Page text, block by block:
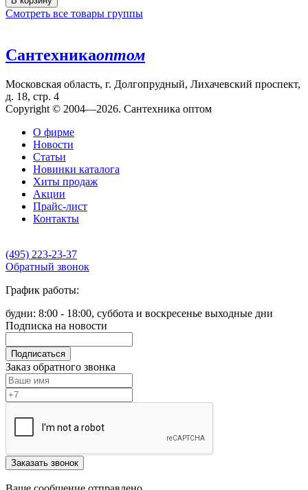
Смотреть все товары группы
Сантехникаоптом
Московская область, г. Долгопрудный, Лихачевский проспект,
д. 18, стр. 4
Copyright © 2004—2026. Сантехника оптом
О фирме
Новости
Статьи
Новинки каталога
Хиты продаж
Акции
Прайс-лист
Контакты
(495) 223-23-37
Обратный звонок
График работы:
будни: 8:00 - 18:00, суббота и воскресенье выходные дни
Подписка на новости
Подписаться
Заказ обратного звонка
Заказать звонок